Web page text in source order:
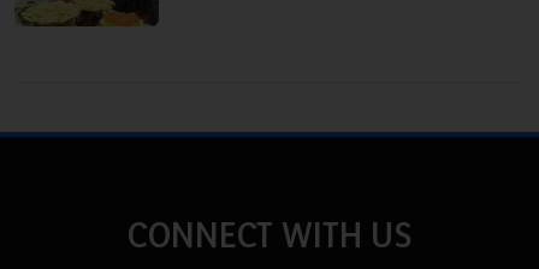
CONNECT WITH US